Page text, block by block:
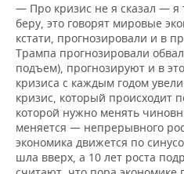
— Про кризис не я сказал — я
беру, это говорят мировые
кстати, прогнозировали и в
Трампа прогнозировали
подъем), прогнозируют и в
кризиса с каждым годом
кризис, который происходит
которой нужно менять
меняется — непрерывного
экономика движется по
шла вверх, а 10 лет роста